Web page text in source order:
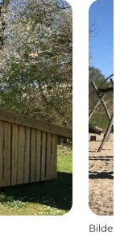
Bilde: